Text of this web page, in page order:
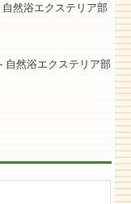
然浴エクステリア部
然浴エクステリア部